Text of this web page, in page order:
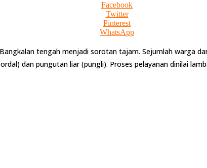
Facebook
Twitter
Pinterest
WhatsApp
tengah menjadi sorotan tajam. Sejumlah warga
dan pungutan liar (pungli). Proses pelayanan dinilai